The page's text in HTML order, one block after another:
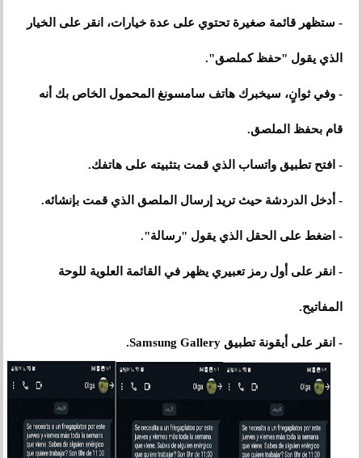
- ستظهر قائمة صغيرة تحتوي على عدة خيارات، انقر على الخيار
الذي يقول "حفظ كملصق".
- وفي ثوانٍ، سيخبرك هاتف سامسونغ المحمول الخاص بك أنه
قام بحفظ الملصق.
- افتح تطبيق واتساب الذي قمت بتثبيته على هاتفك.
- أدخل الدردشة حيث تريد إرسال الملصق الذي قمت بإنشائه.
- اضغط على الحقل الذي يقول "رسالة".
- انقر على أول رمز تعبيري يظهر في القائمة العلوية للوحة
المفاتيح.
- انقر على أيقونة تطبيق Samsung Gallery.